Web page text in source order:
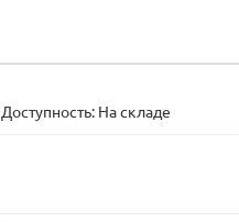
Доступность: На складе